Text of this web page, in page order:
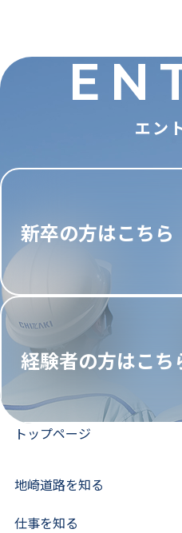
エン
新卒の方はこちら
経験者の方はこち
トップページ
地崎道路を知る
仕事を知る